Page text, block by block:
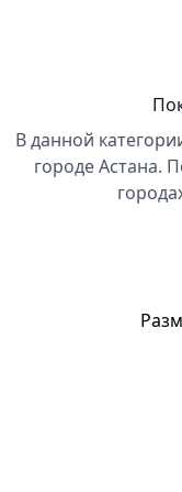
В данной
городе Астана.